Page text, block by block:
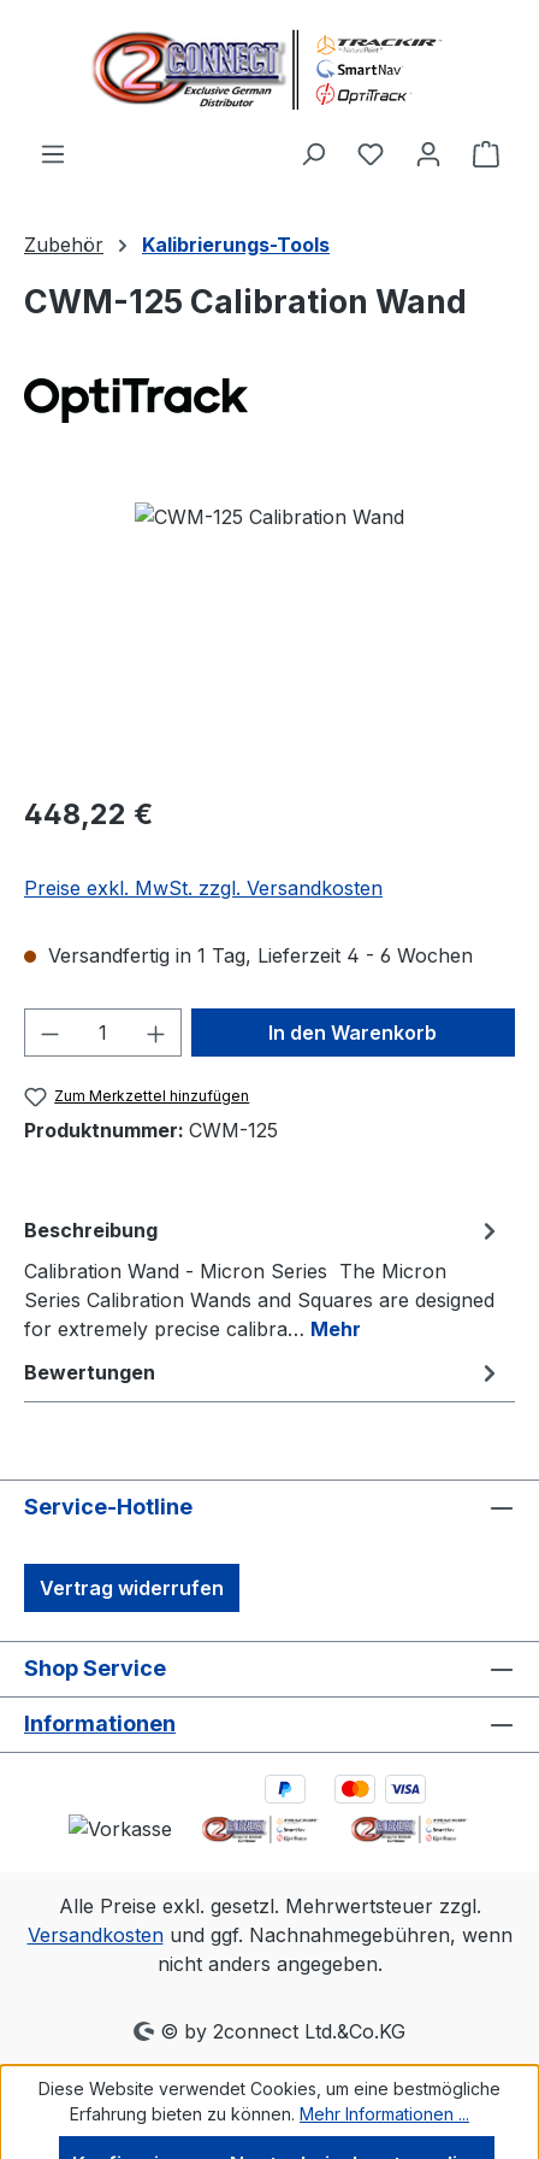
Zum Hauptinhalt springen
Du hast 0
Zubehör Kalibrierungs-Tools
CWM-125 Calibration Wand
Bildergalerie überspringen
Regulärer Preis:
448,22 €
Preise exkl. MwSt. zzgl. Versandkosten
Versandfertig in 1 Tag, Lieferzeit 4 - 6 Wochen
Produkt Anzahl: Gib denIn den Warenkorb
Zum Merkzettel hinzufügen
Produktnummer: CWM-125
Beschreibung
Calibration Wand - Micron Series The Micron
Series Calibration Wands and Squares are designed
for extremely precise calibra… Mehr
Bewertungen
Service-Hotline
Vertrag widerrufen
Shop Service
Informationen
Alle Preise exkl. gesetzl. Mehrwertsteuer zzgl.
Versandkostenund ggf. Nachnahmegebühren, wenn
nicht anders angegeben.
© by 2connect Ltd.&Co.KG
Diese Website verwendet Cookies, um eine bestmögliche
Erfahrung bieten zu können. Mehr Informationen ...